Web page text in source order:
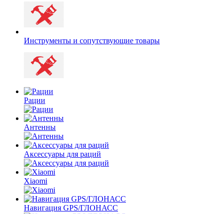
Инструменты и сопутствующие товары
Рации
Антенны
Аксессуары для раций
Xiaomi
Навигация GPS/ГЛОНАСС